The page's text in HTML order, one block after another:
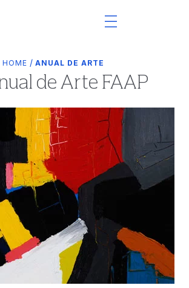
HOME / ANUAL DE ARTE
de Arte FAAP